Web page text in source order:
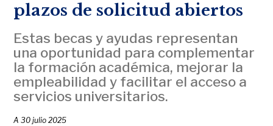
plazos de solicitud abiertos
Estas becas y ayudas representan
una oportunidad para complementar
la formación académica, mejorar la
empleabilidad y facilitar el acceso a
servicios universitarios.
A30 julio 2025